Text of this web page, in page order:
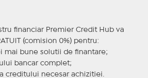
financiar Premier Credit Hub va
(comision 0%) pentru:
mai bune solutii de finantare;
bancar complet;
creditului necesar achizitiei.